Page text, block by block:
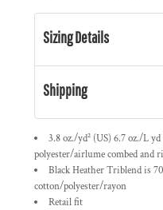
Sizing Details
Shipping
3.8 oz./yd² (US) 6.7 oz./L
polyester/airlumecombed and
Black Heather Triblend is
cotton/polyester/rayon
Retail fit